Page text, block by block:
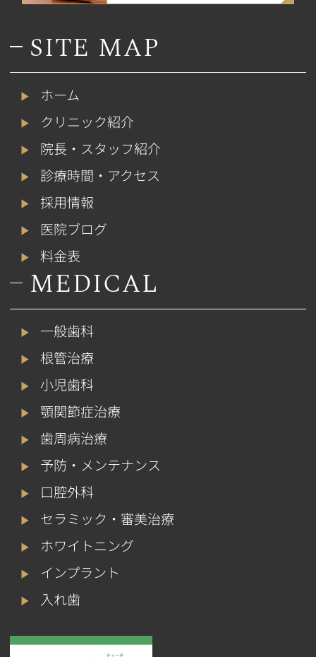
SITE MAP
ホーム
クリニック紹介
院長・スタッフ紹介
診療時間・アクセス
採用情報
医院ブログ
料金表
MEDICAL
一般歯科
根管治療
小児歯科
顎関節症治療
歯周病治療
予防・メンテナンス
口腔外科
セラミック・審美治療
ホワイトニング
インプラント
入れ歯